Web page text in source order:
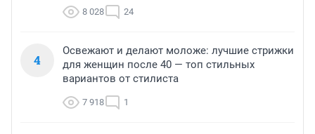
8 028 24
4
Освежают и делают моложе: лучшие стрижки
для женщин после 40 — топ стильных
вариантов от стилиста
7 918 1